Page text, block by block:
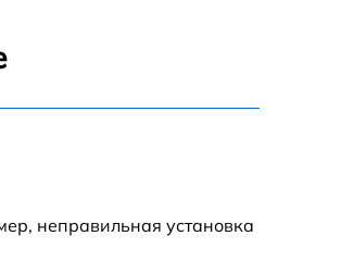
неправильная установка